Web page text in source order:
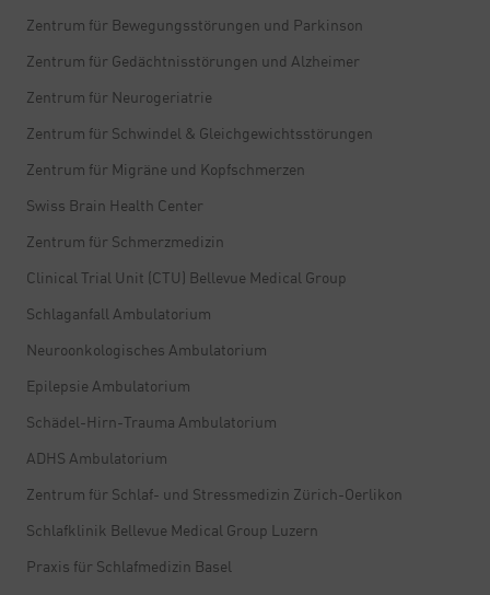
Zentrum für Bewegungsstörungen und Parkinson
Zentrum für Gedächtnisstörungen und Alzheimer
Zentrum für Neurogeriatrie
Zentrum für Schwindel & Gleichgewichtsstörungen
Zentrum für Migräne und Kopfschmerzen
Swiss Brain Health Center
Zentrum für Schmerzmedizin
Clinical Trial Unit (CTU) Bellevue Medical Group
Schlaganfall Ambulatorium
Neuroonkologisches Ambulatorium
Epilepsie Ambulatorium
Schädel-Hirn-Trauma Ambulatorium
ADHS Ambulatorium
Zentrum für Schlaf- und Stressmedizin Zürich-Oerlikon
Schlafklinik Bellevue Medical Group Luzern
Praxis für Schlafmedizin Basel